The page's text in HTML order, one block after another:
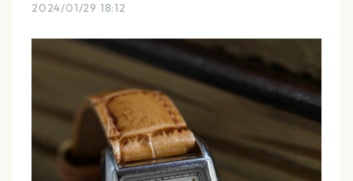
2024/01/29 18:12